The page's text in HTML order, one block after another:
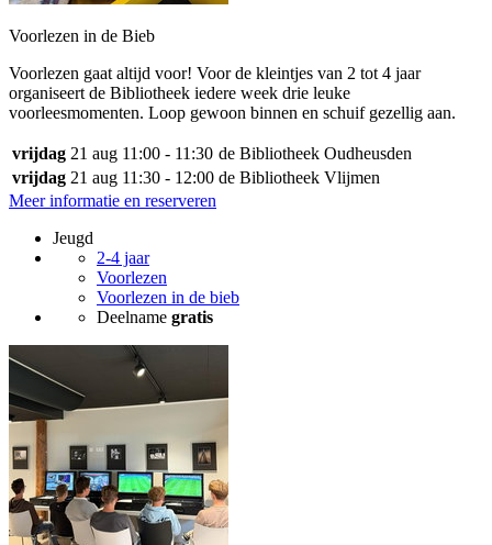
Voorlezen in de Bieb
Voorlezen gaat altijd voor! Voor de kleintjes van 2 tot 4 jaar
organiseert de Bibliotheek iedere week drie leuke
voorleesmomenten. Loop gewoon binnen en schuif gezellig aan.
vrijdag 21 aug 11:00 - 11:30 de Bibliotheek Oudheusden
vrijdag 21 aug 11:30 - 12:00 de Bibliotheek Vlijmen
Meer informatie en reserveren
Jeugd
2-4 jaar
Voorlezen
Voorlezen in de bieb
Deelname gratis